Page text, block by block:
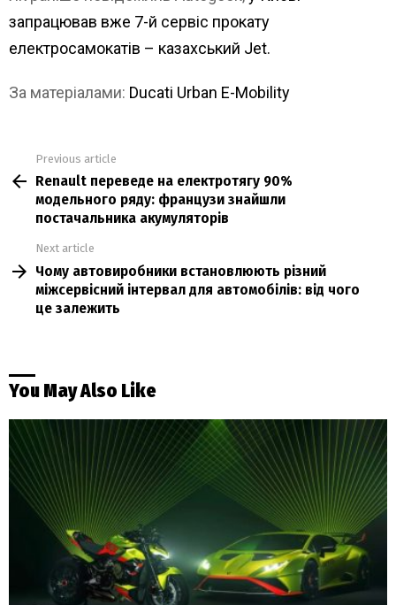
запрацював вже 7-й сервіс прокату
електросамокатів – казахський Jet.
За матеріалами: Ducati Urban E-Mobility
more
Previous article
Renault переведе на електротягу 90%
модельного ряду: французи знайшли
постачальника акумуляторів
Next article
Чому автовиробники встановлюють різний
міжсервісний інтервал для автомобілів: від чого
це залежить
You May Also Like